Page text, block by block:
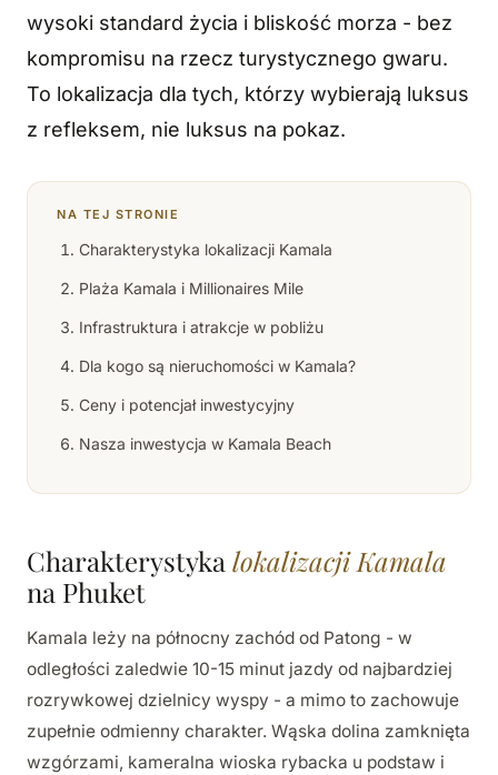
wysoki standard życia i bliskość morza - bez
kompromisu na rzecz turystycznego gwaru.
To lokalizacja dla tych, którzy wybierają luksus
z refleksem, nie luksus na pokaz.
NA TEJ STRONIE
Charakterystyka lokalizacji Kamala
Plaża Kamala i Millionaires Mile
Infrastruktura i atrakcje w pobliżu
Dla kogo są nieruchomości w Kamala?
Ceny i potencjał inwestycyjny
Nasza inwestycja w Kamala Beach
Charakterystyka lokalizacji Kamala
na Phuket
Kamala leży na północny zachód od Patong - w
odległości zaledwie 10-15 minut jazdy od najbardziej
rozrywkowej dzielnicy wyspy - a mimo to zachowuje
zupełnie odmienny charakter. Wąska dolina zamknięta
wzgórzami, kameralna wioska rybacka u podstaw i